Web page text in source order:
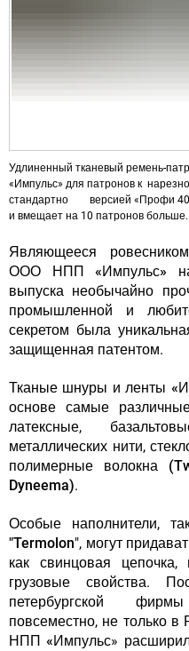
Удлиненный тканевый ремень-
«Импульс» для патронов к
стандартно версией «Профи
и вмещает на 10 патронов больше.
Являющееся
ООО НПП «Импульс»
выпуска необычайно
промышленной и
секретом была
защищенная патентом.
Тканые шнуры иленты
основе самые
латексные,
металлических нити,
полимерные волокна
Dyneema).
Особые наполнители,
"Termolon", могут
как свинцовая цепочка,
грузовые свойства.
петербургской
повсеместно, не только
НПП «Импульс»